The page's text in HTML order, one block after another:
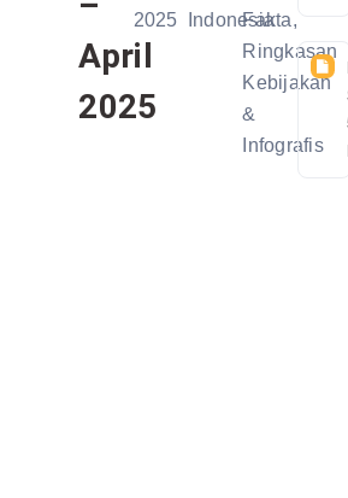
April
2025
2025
Indonesia
Fakta,
Ringkasan
Kebijakan
&
Infografis